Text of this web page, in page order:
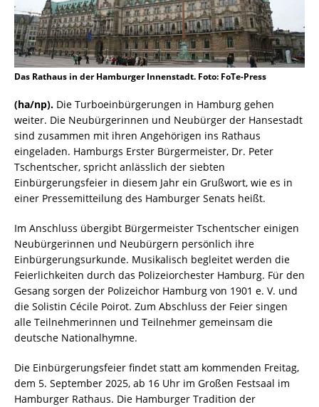
Das Rathaus in der Hamburger Innenstadt. Foto: FoTe-Press
(ha/np). Die Turboeinbürgerungen in Hamburg gehen
weiter. Die Neubürgerinnen und Neubürger der Hansestadt
sind zusammen mit ihren Angehörigen ins Rathaus
eingeladen. Hamburgs Erster Bürgermeister, Dr. Peter
Tschentscher, spricht anlässlich der siebten
Einbürgerungsfeier in diesem Jahr ein Grußwort, wie es in
einer Pressemitteilung des Hamburger Senats heißt.
Im Anschluss übergibt Bürgermeister Tschentscher einigen
Neubürgerinnen und Neubürgern persönlich ihre
Einbürgerungsurkunde. Musikalisch begleitet werden die
Feierlichkeiten durch das Polizeiorchester Hamburg. Für den
Gesang sorgen der Polizeichor Hamburg von 1901 e. V. und
die Solistin Cécile Poirot. Zum Abschluss der Feier singen
alle Teilnehmerinnen und Teilnehmer gemeinsam die
deutsche Nationalhymne.
Die Einbürgerungsfeier findet statt am kommenden Freitag,
dem 5. September 2025, ab 16 Uhr im Großen Festsaal im
Hamburger Rathaus. Die Hamburger Tradition der